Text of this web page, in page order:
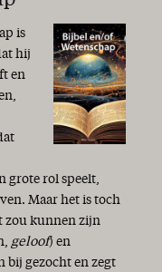
is
hij
en
grote rol speelt,
Maar het is toch
zou kunnen zijn
geloof) en
bij gezocht en zegt